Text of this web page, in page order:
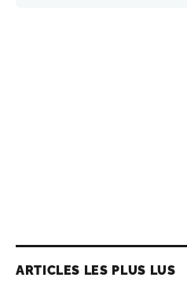
ARTICLES LES PLUS LUS